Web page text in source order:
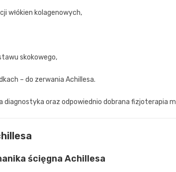
włókien kolagenowych,
skokowego,
– do zerwania Achillesa.
diagnostyka oraz odpowiednio dobrana fizjoterapia
ścięgna Achillesa